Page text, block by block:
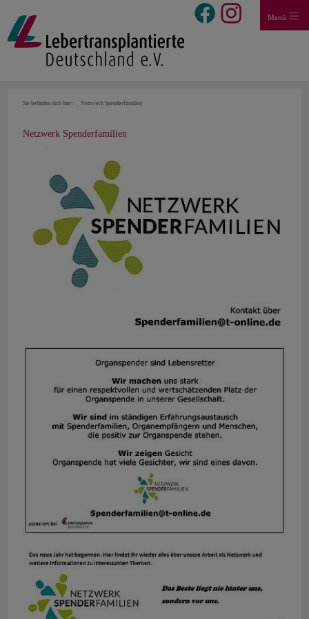
Menü
Sie befinden sich hier: Netzwerk Spenderfamilien
Netzwerk Spenderfamilien